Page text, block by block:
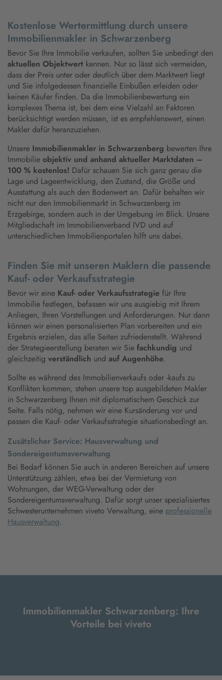
Kostenlose Wertermittlung durch unsere
Immobilienmakler in Schwarzenberg
Bevor Sie Ihre Immobilie verkaufen, sollten Sie unbedingt den
aktuellen Objektwert kennen. Nur so lässt sich vermeiden,
dass der Preis unter oder deutlich über dem Marktwert liegt
und Sie infolgedessen finanzielle Einbußen erleiden oder
keinen Käufer finden. Da die Immobilienbewertung ein
komplexes Thema ist, bei dem eine Vielzahl an Faktoren
berücksichtigt werden müssen, ist es empfehlenswert, einen
Makler dafür heranzuziehen.
Unsere Immobilienmakler in Schwarzenberg bewerten Ihre
Immobilie objektiv und anhand aktueller Marktdaten –
100 % kostenlos! Dafür schauen Sie sich ganz genau die
Lage und Lageentwicklung, den Zustand, die Größe und
Ausstattung als auch den Bodenwert an. Dafür behalten wir
nicht nur den Immobilienmarkt in Schwarzenberg im
Erzgebirge, sondern auch in der Umgebung im Blick. Unsere
Mitgliedschaft im Immobilienverband IVD und auf
unterschiedlichen Immobilienportalen hilft uns dabei.
Finden Sie mit unseren Maklern die passende
Kauf- oder Verkaufsstrategie
Bevor wir eine Kauf- oder Verkaufsstrategie für Ihre
Immobilie festlegen, befassen wir uns ausgiebig mit Ihrem
Anliegen, Ihren Vorstellungen und Anforderungen. Nur dann
können wir einen personalisierten Plan vorbereiten und ein
Ergebnis erzielen, das alle Seiten zufriedenstellt. Während
der Strategieerstellung beraten wir Sie fachkundig und
gleichzeitig verständlich und auf Augenhöhe.
Sollte es während des Immobilienverkaufs oder -kaufs zu
Konflikten kommen, stehen unsere top ausgebildeten Makler
in Schwarzenberg Ihnen mit diplomatischem Geschick zur
Seite. Falls nötig, nehmen wir eine Kursänderung vor und
passen die Kauf- oder Verkaufsstrategie situationsbedingt an.
Zusätzlicher Service: Hausverwaltung und
Sondereigentumsverwaltung
Bei Bedarf können Sie auch in anderen Bereichen auf unsere
Unterstützung zählen, etwa bei der Vermietung von
Wohnungen, der WEG-Verwaltung oder der
Sondereigentumsverwaltung. Dafür sorgt unser spezialisiertes
Schwesterunternehmen viveto Verwaltung, eine professionelle
Hausverwaltung.
Immobilienmakler Schwarzenberg: Ihre
Vorteile bei viveto